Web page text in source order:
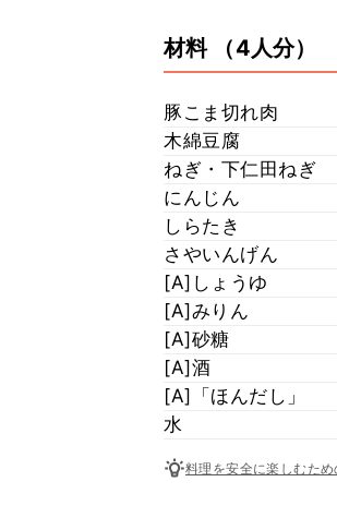
材料 （4人分）
豚こま切れ肉
木綿豆腐
ねぎ・下仁田ねぎ
にんじん
しらたき
さやいんげん
[A]しょうゆ
[A]みりん
[A]砂糖
[A]酒
[A]「ほんだし」
水
料理を安全に楽しむた